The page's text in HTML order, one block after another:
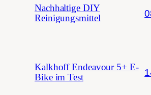
Nachhaltige DIY
Reinigungsmittel
Kalkhoff Endeavour 5+ E-
Bike im Test